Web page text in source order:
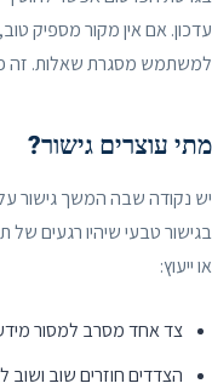
עדכון. אם אין מקור מספיק
למשתמש מסגרת שאלות. זה
מתי עוצרים גישור?
יש נקודה שבה המשך גישור
בגישור טבעי שיהיו רגעים של
או ייעוץ:
צד אחד מסרב למסור
הצדדים חוזרים שוב